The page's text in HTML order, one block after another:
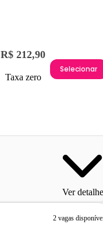
R$ 212,90
Taxa zero
Selecionar
Ver
2 vagas